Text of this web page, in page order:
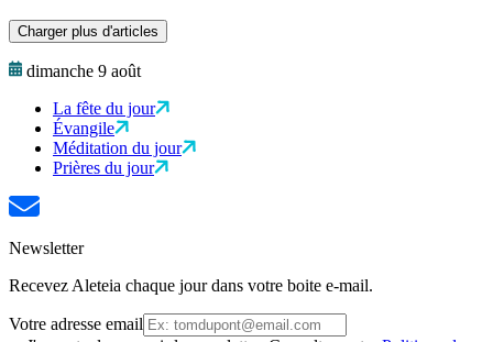
Charger plus d'articles
dimanche 9 août
La fête du jour
Évangile
Méditation du jour
Prières du jour
Newsletter
Recevez Aleteia chaque jour dans votre boite e-mail.
Votre adresse email